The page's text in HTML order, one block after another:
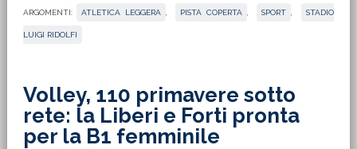
ARGOMENTI: ATLETICA LEGGERA PISTA COPERTA SPORT STADIO
LUIGI RIDOLFI
Volley, 110 primavere sotto
rete: la Liberi e Forti pronta
per la B1 femminile